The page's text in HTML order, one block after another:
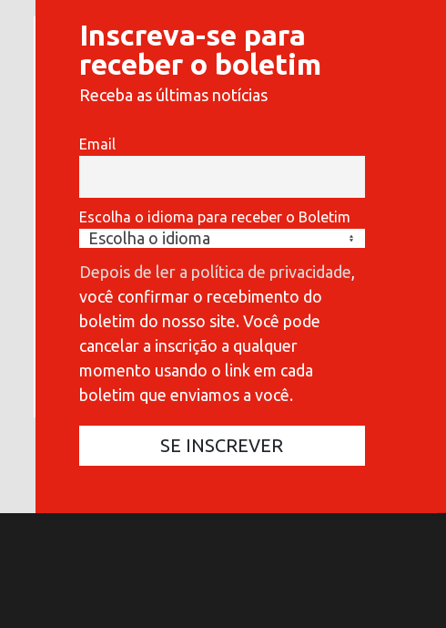
COMMUNICATIONES 420
COMMUNICATIONES 420
Inscreva-se para
receber o boletim
Receba as últimas notícias
Email
Escolha o idioma para receber o Boletim
Depois de ler a política de privacidade,
você confirmar o recebimento do
boletim do nosso site. Você pode
cancelar a inscrição a qualquer
momento usando o link em cada
boletim que enviamos a você.